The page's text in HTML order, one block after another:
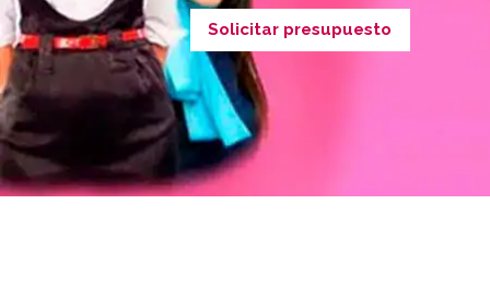
Solicitar presupuesto